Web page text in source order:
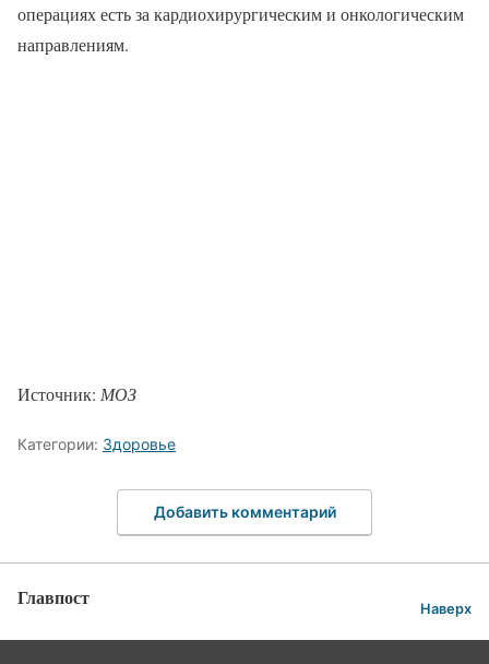
операциях есть за кардиохирургическим и онкологическим
направлениям.
Источник: МОЗ
Категории: Здоровье
Добавить комментарий
Главпост Наверх